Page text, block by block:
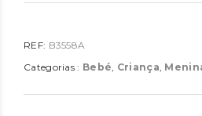
REF: B3558A
Categorias : Bebé, Criança,